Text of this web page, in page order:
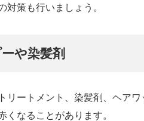
対策も行いましょう。
や染髪剤
リートメント、染髪剤、ヘア
くなることがあります。